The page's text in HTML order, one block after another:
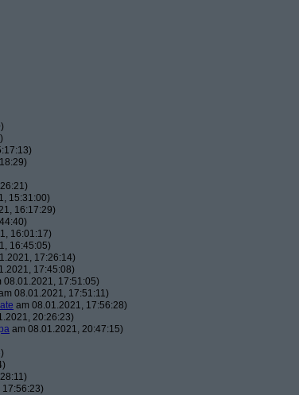
15:31:00)
16:17:29)
16:01:17)
16:45:05)
17:26:14)
17:45:08)
08.01.2021, 17:51:05)
08.01.2021, 17:51:11)
am 08.01.2021, 17:56:28)
20:26:23)
am 08.01.2021, 20:47:15)